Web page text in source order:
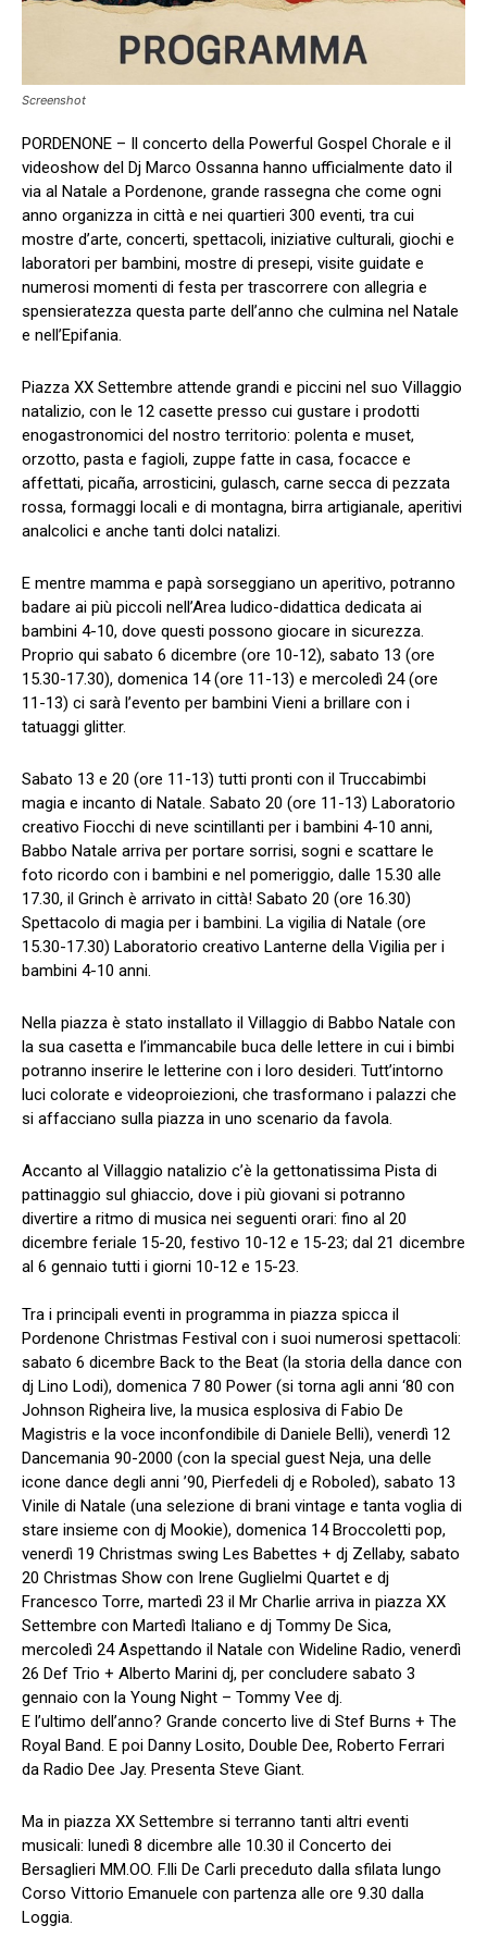
Screenshot
PORDENONE – Il concerto della Powerful Gospel Chorale e il
videoshow del Dj Marco Ossanna hanno ufficialmente dato il
via al Natale a Pordenone, grande rassegna che come ogni
anno organizza in città e nei quartieri 300 eventi, tra cui
mostre d’arte, concerti, spettacoli, iniziative culturali, giochi e
laboratori per bambini, mostre di presepi, visite guidate e
numerosi momenti di festa per trascorrere con allegria e
spensieratezza questa parte dell’anno che culmina nel Natale
e nell’Epifania.
​Piazza XX Settembre attende grandi e piccini nel suo Villaggio
natalizio, con le 12 casette presso cui gustare i prodotti
enogastronomici del nostro territorio: polenta e muset,
orzotto, pasta e fagioli, zuppe fatte in casa, focacce e
affettati, picaña, arrosticini, gulasch, carne secca di pezzata
rossa, formaggi locali e di montagna, birra artigianale, aperitivi
analcolici e anche tanti dolci natalizi.
​E mentre mamma e papà sorseggiano un aperitivo, potranno
badare ai più piccoli nell’Area ludico-didattica dedicata ai
bambini 4-10, dove questi possono giocare in sicurezza.
Proprio qui sabato 6 dicembre (ore 10-12), sabato 13 (ore
15.30-17.30), domenica 14 (ore 11-13) e mercoledì 24 (ore
11-13) ci sarà l’evento per bambini Vieni a brillare con i
tatuaggi glitter.
Sabato 13 e 20 (ore 11-13) tutti pronti con il Truccabimbi
magia e incanto di Natale. Sabato 20 (ore 11-13) Laboratorio
creativo Fiocchi di neve scintillanti per i bambini 4-10 anni,
Babbo Natale arriva per portare sorrisi, sogni e scattare le
foto ricordo con i bambini e nel pomeriggio, dalle 15.30 alle
17.30, il Grinch è arrivato in città! Sabato 20 (ore 16.30)
Spettacolo di magia per i bambini. La vigilia di Natale (ore
15.30-17.30) Laboratorio creativo Lanterne della Vigilia per i
bambini 4-10 anni.
​Nella piazza è stato installato il Villaggio di Babbo Natale con
la sua casetta e l’immancabile buca delle lettere in cui i bimbi
potranno inserire le letterine con i loro desideri. Tutt’intorno
luci colorate e videoproiezioni, che trasformano i palazzi che
si affacciano sulla piazza in uno scenario da favola.
​Accanto al Villaggio natalizio c’è la gettonatissima Pista di
pattinaggio sul ghiaccio, dove i più giovani si potranno
divertire a ritmo di musica nei seguenti orari: fino al 20
dicembre feriale 15-20, festivo 10-12 e 15-23; dal 21 dicembre
al 6 gennaio tutti i giorni 10-12 e 15-23.
Tra i principali eventi in programma in piazza spicca il
Pordenone Christmas Festival con i suoi numerosi spettacoli:
sabato 6 dicembre Back to the Beat (la storia della dance con
dj Lino Lodi), domenica 7 80 Power (si torna agli anni ‘80 con
Johnson Righeira live, la musica esplosiva di Fabio De
Magistris e la voce inconfondibile di Daniele Belli), venerdì 12
Dancemania 90-2000 (con la special guest Neja, una delle
icone dance degli anni ’90, Pierfedeli dj e Roboled), sabato 13
Vinile di Natale (una selezione di brani vintage e tanta voglia di
stare insieme con dj Mookie), domenica 14 Broccoletti pop,
venerdì 19 Christmas swing Les Babettes + dj Zellaby, sabato
20 Christmas Show con Irene Guglielmi Quartet e dj
Francesco Torre, martedì 23 il Mr Charlie arriva in piazza XX
Settembre con Martedì Italiano e dj Tommy De Sica,
mercoledì 24 Aspettando il Natale con Wideline Radio, venerdì
26 Def Trio + Alberto Marini dj, per concludere sabato 3
gennaio con la Young Night – Tommy Vee dj.
​E l’ultimo dell’anno? Grande concerto live di Stef Burns + The
Royal Band. E poi Danny Losito, Double Dee, Roberto Ferrari
da Radio Dee Jay. Presenta Steve Giant.
​Ma in piazza XX Settembre si terranno tanti altri eventi
musicali: lunedì 8 dicembre alle 10.30 il Concerto dei
Bersaglieri MM.OO. F.lli De Carli preceduto dalla sfilata lungo
Corso Vittorio Emanuele con partenza alle ore 9.30 dalla
Loggia.